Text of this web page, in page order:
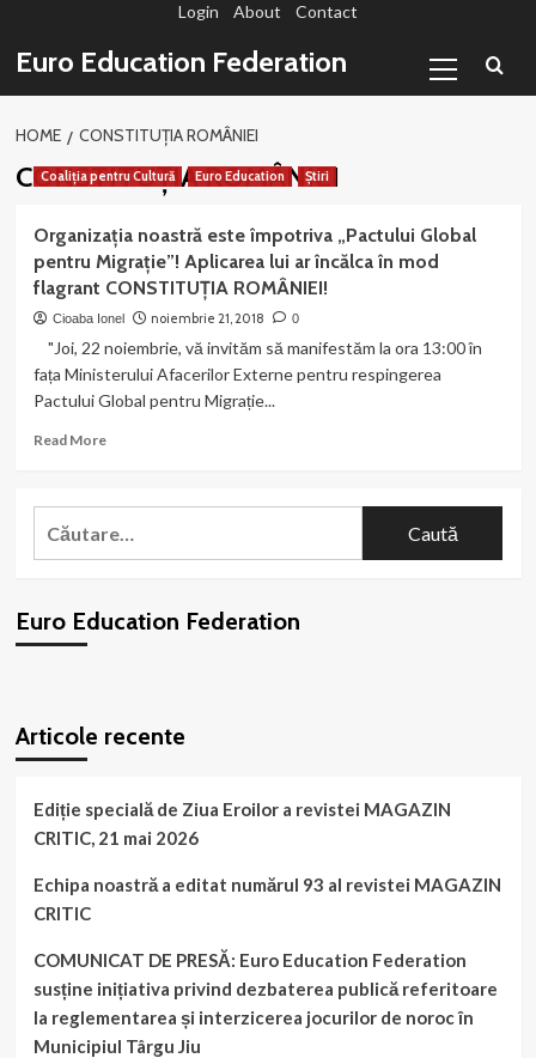
conținut
Login About Contact
Euro Education Federation
Menu
HOME CONSTITUȚIA ROMÂNIEI
CONSTITUȚIA ROMÂNIEI
Coaliția pentru Cultură Euro Education Știri
Organizația noastră este împotriva „Pactului Global
pentru Migrație”! Aplicarea lui ar încălca în mod
flagrant CONSTITUȚIA ROMÂNIEI!
Cioaba Ionel noiembrie 21, 2018 0
"Joi, 22 noiembrie, vă invităm să manifestăm la ora 13:00 în
fața Ministerului Afacerilor Externe pentru respingerea
Pactului Global pentru Migrație...
Read MoreRead
Organizația
noastră
Global
ar
mod
CONSTITUȚIA
Caută
Euro Education Federation
Articole recente
Ediție specială de Ziua Eroilor a revistei MAGAZIN
CRITIC, 21 mai 2026
Echipa noastră a editat numărul 93 al revistei MAGAZIN
CRITIC
COMUNICAT DE PRESĂ: Euro Education Federation
susține inițiativa privind dezbaterea publică referitoare
la reglementarea și interzicerea jocurilor de noroc în
Municipiul Târgu Jiu